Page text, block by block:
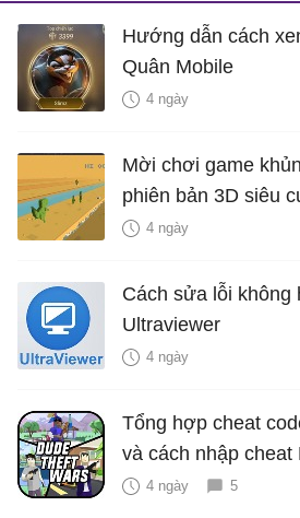
Hướng dẫn cách
Quân Mobile
4 ngày
Mời chơi game
phiên bản 3D siêu
4 ngày
Cách sửa lỗi không
Ultraviewer
4 ngày
Tổng hợp cheat
và cách nhập cheat
4 ngày 5